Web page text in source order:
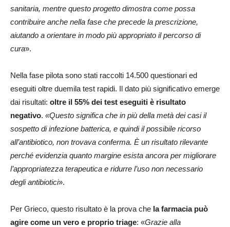
sanitaria, mentre questo progetto dimostra come possa
contribuire anche nella fase che precede la prescrizione,
aiutando a orientare in modo più appropriato il percorso di
cura».
Nella fase pilota sono stati raccolti 14.500 questionari ed
eseguiti oltre duemila test rapidi. Il dato più significativo emerge
dai risultati: oltre il 55% dei test eseguiti è risultato
negativo. «Questo significa che in più della metà dei casi il
sospetto di infezione batterica, e quindi il possibile ricorso
all’antibiotico, non trovava conferma. È un risultato rilevante
perché evidenzia quanto margine esista ancora per migliorare
l’appropriatezza terapeutica e ridurre l’uso non necessario
degli antibiotici».
Per Grieco, questo risultato è la prova che la farmacia può
agire come un vero e proprio triage: «Grazie alla